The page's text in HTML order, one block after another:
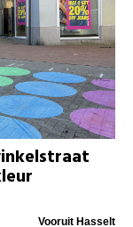
Vooruit Hasselt